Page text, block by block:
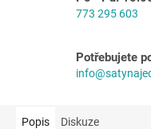
773 295 603
Potřebujete
Popis Diskuze